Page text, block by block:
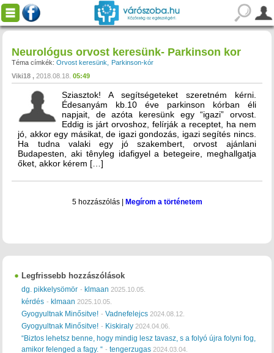
Neurológus orvost keresünk- Parkinson kor
Téma címkék: Orvost keresünk
Parkinson-kór
Viki18
2018.08.18. 05:49
Sziasztok! A segítségeteket szeretném kérni.
Édesanyám kb.10 éve parkinson kórban éli
napjait, de azóta keresünk egy “igazi” orvost.
Eddig is járt orvoshoz, felírják a receptet, ha nem
jó, akkor egy másikat, de igazi gondozás, igazi segítés nincs.
Ha tudna valaki egy jó szakembert, orvost ajánlani
Budapesten, aki tênyleg idafigyel a betegeire, meghallgatja
őket, akkor kérem […]
5 hozzászólás| Megírom a történetem
Legfrissebb hozzászólások
dg. pikkelysömör - klmaan 2025.10.05.
kérdés - klmaan 2025.10.05.
Gyogyultnak Minősitve! -Vadnefelejcs 2024.08.12.
Gyogyultnak Minősitve! - Kiskiraly 2024.04.06.
“Biztos lehetsz benne, hogy mindig lesz tavasz, s a folyó újra folyni fog,
amikor felenged a fagy. “ -tengerzugas 2024.03.04.